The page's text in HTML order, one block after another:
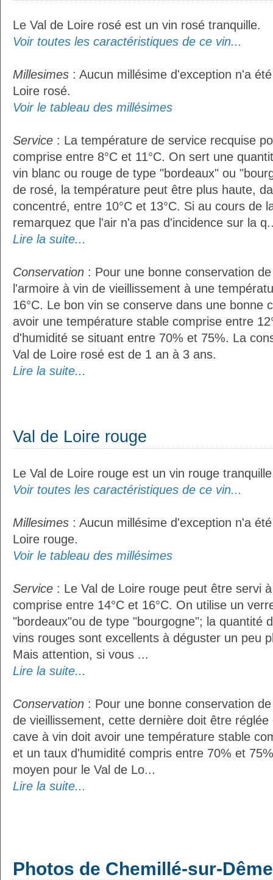
Le Val de Loire rosé est un vin rosé tranquille.
Voir toutes les caractéristiques de ce vin...
Millesimes : Aucun millésime d'exception n'a
Loire rosé.
Voir le tableau des millésimes
Service : La température de service recquise
comprise entre 8°C et 11°C. On sert une
vin blanc ou rouge de type "bordeaux" ou
de rosé, la température peut être plus haute,
concentré, entre 10°C et 13°C. Si au cours de
remarquez que l'air n'a pas d'incidence sur la
Lire la suite...
Conservation : Pour une bonne conservation
l'armoire à vin de vieillissement à une
16°C. Le bon vin se conserve dans une bonne
avoir une température stable comprise entre
d'humidité se situant entre 70% et 75%. La
Val de Loire rosé est de 1 an à 3 ans.
Lire la suite...
Val de Loire rouge
Le Val de Loire rouge est un vin rouge
Voir toutes les caractéristiques de ce vin...
Millesimes : Aucun millésime d'exception n'a
Loire rouge.
Voir le tableau des millésimes
Service : Le Val de Loire rouge peut être servi
comprise entre 14°C et 16°C. On utilise un
"bordeaux"ou de type "bourgogne"; la quantité
vins rouges sont excellents à déguster un peu
Mais attention, si vous ...
Lire la suite...
Conservation : Pour une bonne conservation
de vieillissement, cette dernière doit être réglée
cave à vin doit avoir une température stable
et un taux d'humidité compris entre 70% et
moyen pour le Val de Lo...
Lire la suite...
Photos de Chemillé-sur-Dême